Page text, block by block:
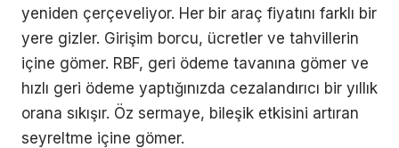
yeniden çerçeveliyor. Her bir araç fiyatını farklı bir
yere gizler. Girişim borcu, ücretler ve tahvillerin
içine gömer. RBF, geri ödeme tavanına gömer ve
hızlı geri ödeme yaptığınızda cezalandırıcı bir yıllık
orana sıkışır. Öz sermaye, bileşik etkisini artıran
seyreltme içine gömer.